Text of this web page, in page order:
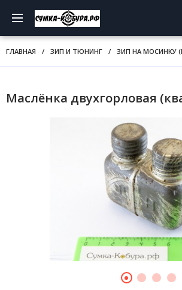
ГЛАВНАЯ / ЗИП И ТЮНИНГ / ЗИП НА МОСИНКУ
Маслёнка двухгорловая